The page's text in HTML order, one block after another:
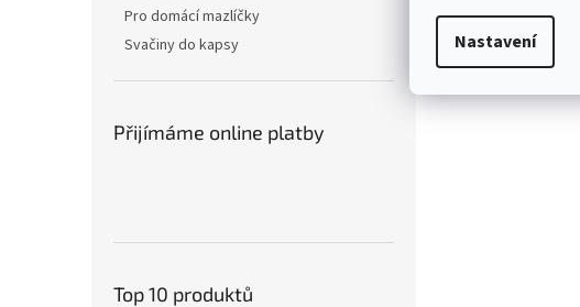
Nastavení
Pro domácí mazlíčky
Svačiny do kapsy
Přijímáme online platby
Top 10 produktů